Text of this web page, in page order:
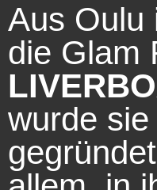
Aus Oulu
die Glam
wurde